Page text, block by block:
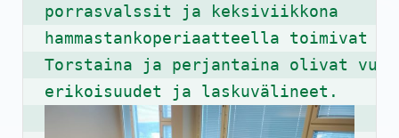
porrasvalssit ja keksiviikkona
hammastankoperiaatteella toimivat
Torstaina ja perjantaina olivat